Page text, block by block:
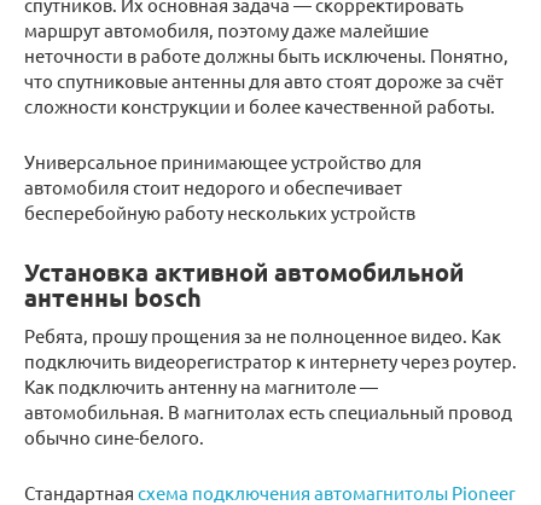
маршрут автомобиля, поэтому даже малейшие
неточности в работе должны быть исключены. Понятно,
что спутниковые антенны для авто стоят дороже за счёт
сложности конструкции и более качественной работы.
Универсальное принимающее устройство для
автомобиля стоит недорого и обеспечивает
бесперебойную работу нескольких устройств
Установка активной автомобильной
антенны bosch
Ребята, прошу прощения за не полноценное видео. Как
подключить видеорегистратор к интернету через роутер.
Как подключить антенну на магнитоле —
автомобильная. В магнитолах есть специальный провод
обычно сине-белого.
Стандартная схема подключения автомагнитолы Pioneer